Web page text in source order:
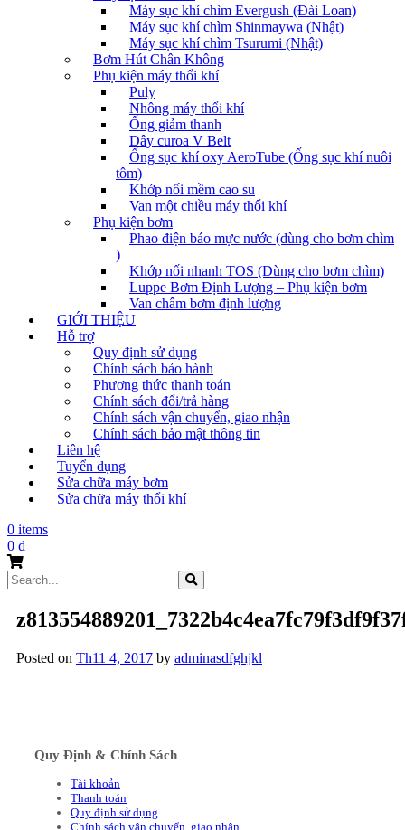
Máy sục khí chìm Evergush (Đài Loan)
Máy sục khí chìm Shinmaywa (Nhật)
Máy sục khí chìm Tsurumi (Nhật)
Bơm Hút Chân Không
Phụ kiện máy thổi khí
Puly
Nhông máy thổi khí
Ống giảm thanh
Dây curoa V Belt
Ống sục khí oxy AeroTube (Ống sục khí nuôi
tôm)
Khớp nối mềm cao su
Van một chiều máy thổi khí
Phụ kiện bơm
Phao điện báo mực nước (dùng cho bơm chìm
)
Khớp nối nhanh TOS (Dùng cho bơm chìm)
Luppe Bơm Định Lượng – Phụ kiện bơm
Van châm bơm định lượng
GIỚI THIỆU
Hỗ trợ
Quy định sử dụng
Chính sách bảo hành
Phương thức thanh toán
Chính sách đổi/trả hàng
Chính sách vận chuyển, giao nhận
Chính sách bảo mật thông tin
Liên hệ
Tuyển dụng
Sửa chữa máy bơm
Sửa chữa máy thổi khí
0 items
0 ₫
Search
for:
Posted on Th11 4, 2017 by adminasdfghjkl
Quy Định & Chính Sách
Tài khoản
Thanh toán
Quy định sử dụng
Chính sách vận chuyển, giao nhận